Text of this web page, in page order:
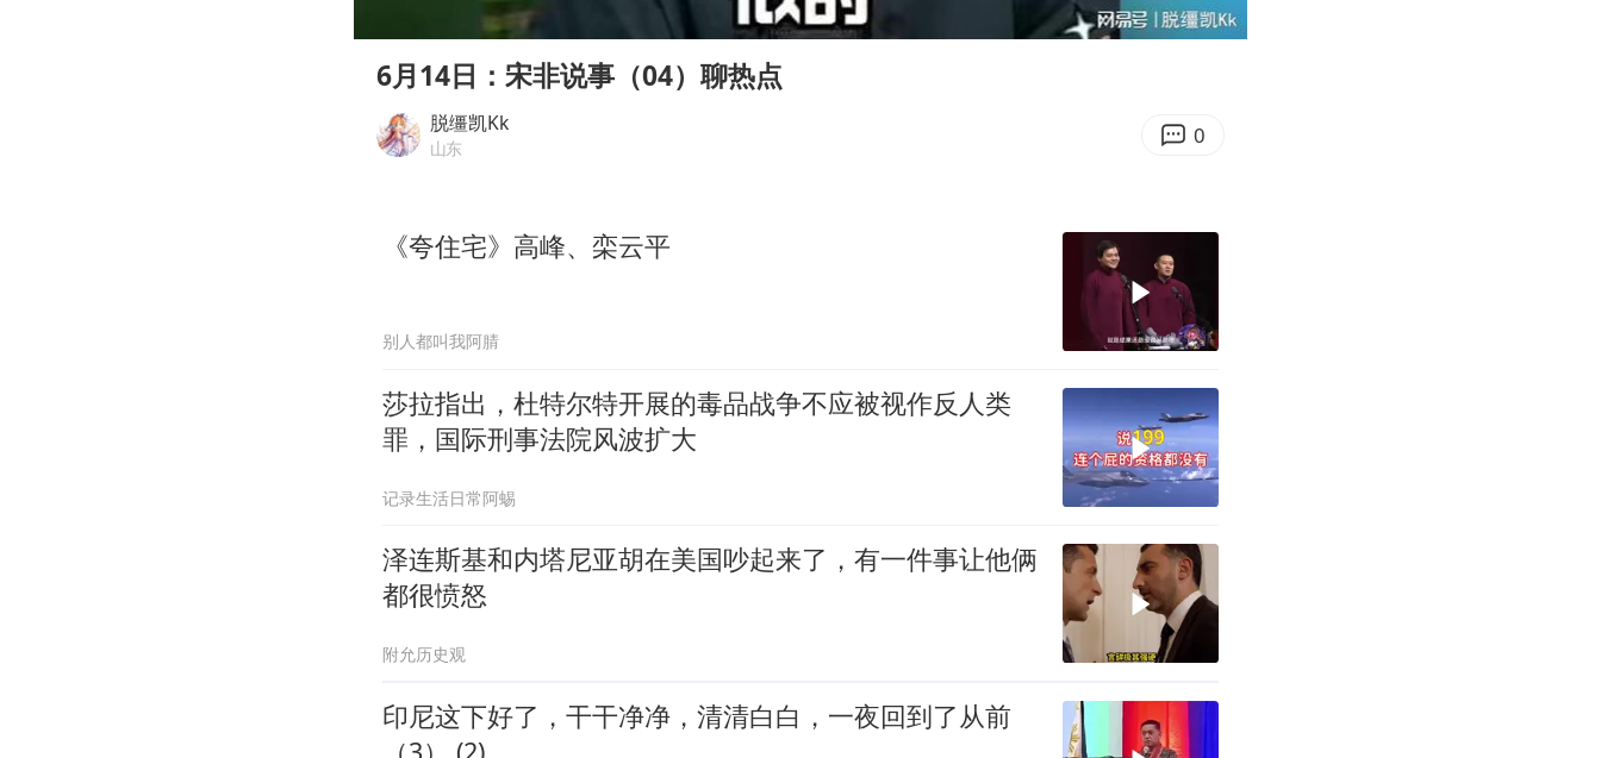
贵州轮胎子公司获美国退税8136万
郑国霖回应去景区上班被保安拦下
OpenAI免费版将升级为GPT-5.6 Luna
10:04
Enter
6月14日：宋非说事（04）聊热点
脱缰凯Kk
山东 0
《夸住宅》高峰、栾云平
别人都叫我阿腈
莎拉指出，杜特尔特开展的毒品战争不应被视作反人类
罪，国际刑事法院风波扩大
记录生活日常阿蜴
泽连斯基和内塔尼亚胡在美国吵起来了，有一件事让他俩
都很愤怒
附允历史观
印尼这下好了，干干净净，清清白白，一夜回到了从前